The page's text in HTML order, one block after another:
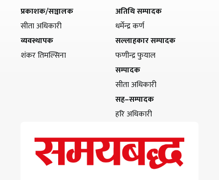
प्रकाशक/सञ्चालक
सीता अधिकारी
व्यवस्थापक
शंकर तिमल्सिना
अतिथि सम्पादक
धर्मेन्द्र कर्ण
सल्लाहकार सम्पादक
फणीन्द्र फुयाल
सम्पादक
सीता अधिकारी
सह–सम्पादक
हरि अधिकारी